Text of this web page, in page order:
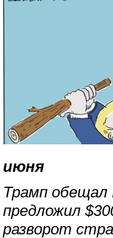
июня
Трамп обещал
предложил
разворот